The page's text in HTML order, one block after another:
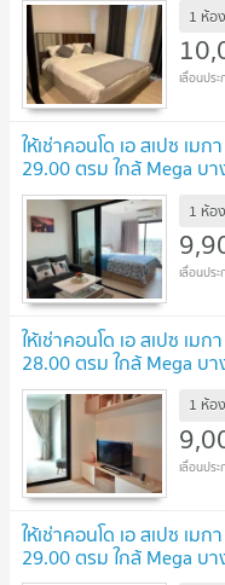
1 ห้อ
ให้เช่าคอนโด เอ สเปซ เ
29.00 ตรม ใกล้ Mega บ
1 ห้อ
ให้เช่าคอนโด เอ สเปซ เ
28.00 ตรม ใกล้ Mega บ
1 ห้อ
ให้เช่าคอนโด เอ สเปซ เ
29.00 ตรม ใกล้ Mega บ